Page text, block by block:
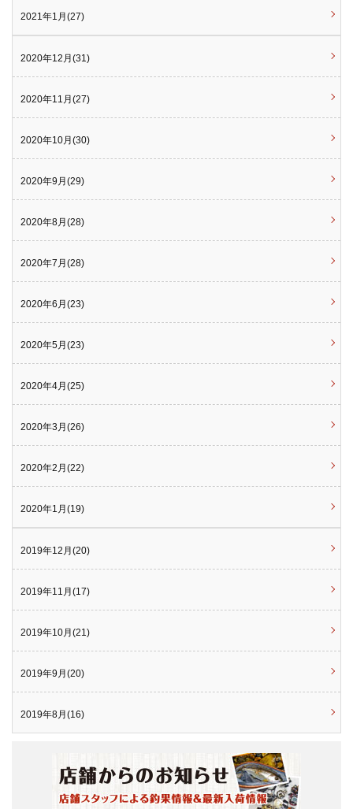
2021年1月(27)
2020年12月(31)
2020年11月(27)
2020年10月(30)
2020年9月(29)
2020年8月(28)
2020年7月(28)
2020年6月(23)
2020年5月(23)
2020年4月(25)
2020年3月(26)
2020年2月(22)
2020年1月(19)
2019年12月(20)
2019年11月(17)
2019年10月(21)
2019年9月(20)
2019年8月(16)